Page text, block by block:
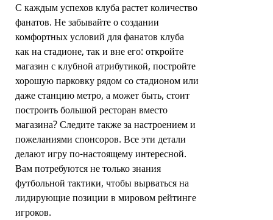
С каждым успехов клуба растет количество
фанатов. Не забывайте о создании
комфортных условий для фанатов клуба
как на стадионе, так и вне его: откройте
магазин с клубной атрибутикой, постройте
хорошую парковку рядом со стадионом или
даже станцию метро, а может быть, стоит
построить большой ресторан вместо
магазина? Следите также за настроением и
пожеланиями спонсоров. Все эти детали
делают игру по-настоящему интересной.
Вам потребуются не только знания
футбольной тактики, чтобы вырваться на
лидирующие позиции в мировом рейтинге
игроков.